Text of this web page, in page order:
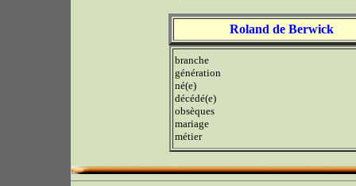
Roland de Berwick
branche
génération
né(e)
décédé(e)
obsèques
mariage
métier